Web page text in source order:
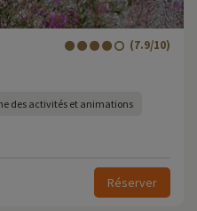
(7.9/10)
des activités et animations
Réserver